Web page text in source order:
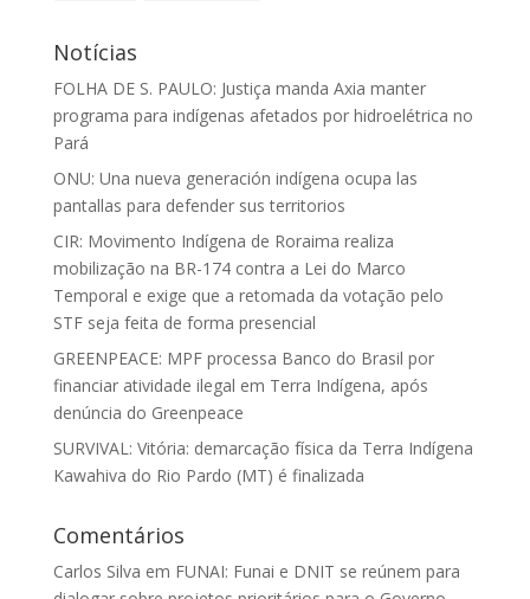
Notícias
FOLHA DE S. PAULO: Justiça manda Axia manter
programa para indígenas afetados por hidroelétrica no
Pará
ONU: Una nueva generación indígena ocupa las
pantallas para defender sus territorios
CIR: Movimento Indígena de Roraima realiza
mobilização na BR-174 contra a Lei do Marco
Temporal e exige que a retomada da votação pelo
STF seja feita de forma presencial
GREENPEACE: MPF processa Banco do Brasil por
financiar atividade ilegal em Terra Indígena, após
denúncia do Greenpeace
SURVIVAL: Vitória: demarcação física da Terra Indígena
Kawahiva do Rio Pardo (MT) é finalizada
Comentários
Carlos Silva em FUNAI: Funai e DNIT se reúnem para